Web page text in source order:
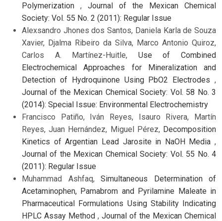
Polymerization , Journal of the Mexican Chemical
Society: Vol. 55 No. 2 (2011): Regular Issue
Alexsandro Jhones dos Santos, Daniela Karla de Souza
Xavier, Djalma Ribeiro da Silva, Marco Antonio Quiroz,
Carlos A. Martínez-Huitle, Use of Combined
Electrochemical Approaches for Mineralization and
Detection of Hydroquinone Using PbO2 Electrodes ,
Journal of the Mexican Chemical Society: Vol. 58 No. 3
(2014): Special Issue: Environmental Electrochemistry
Francisco Patiño, Iván Reyes, Isauro Rivera, Martín
Reyes, Juan Hernández, Miguel Pérez, Decomposition
Kinetics of Argentian Lead Jarosite in NaOH Media ,
Journal of the Mexican Chemical Society: Vol. 55 No. 4
(2011): Regular Issue
Muhammad Ashfaq, Simultaneous Determination of
Acetaminophen, Pamabrom and Pyrilamine Maleate in
Pharmaceutical Formulations Using Stability Indicating
HPLC Assay Method , Journal of the Mexican Chemical